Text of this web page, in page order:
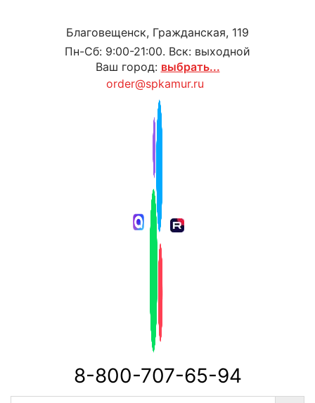
Благовещенск, Гражданская, 119
Пн-Сб: 9:00-21:00. Вск: выходной
Ваш город: выбрать...
order@spkamur.ru
8-800-707-65-94